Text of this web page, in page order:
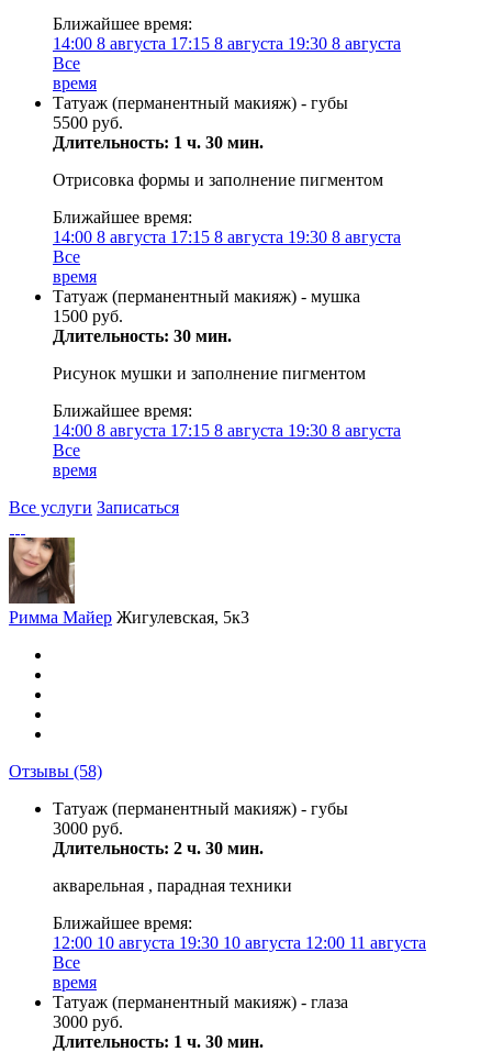
Ближайшее время:
14:00 8 августа 17:15 8 августа 19:30 8 августа
Все
время
Татуаж (перманентный макияж) - губы
5500 руб.
Длительность: 1 ч. 30 мин.
Отрисовка формы и заполнение пигментом
Ближайшее время:
14:00 8 августа 17:15 8 августа 19:30 8 августа
Все
время
Татуаж (перманентный макияж) - мушка
1500 руб.
Длительность: 30 мин.
Рисунок мушки и заполнение пигментом
Ближайшее время:
14:00 8 августа 17:15 8 августа 19:30 8 августа
Все
время
Все услуги Записаться
Римма Майер Жигулевская, 5к3
Отзывы (58)
Татуаж (перманентный макияж) - губы
3000 руб.
Длительность: 2 ч. 30 мин.
акварельная , парадная техники
Ближайшее время:
12:00 10 августа 19:30 10 августа 12:00 11 августа
Все
время
Татуаж (перманентный макияж) - глаза
3000 руб.
Длительность: 1 ч. 30 мин.